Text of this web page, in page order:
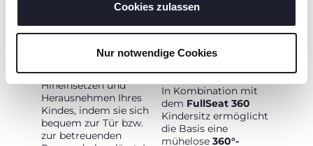
Cookies zulassen
Nur notwendige Cookies
EASY-BOARDING-
SYSTEM
360°-Drehbasis
erleichtert das
Hineinsetzen und
Herausnehmen Ihres
Kindes, indem sie sich
bequem zur Tür bzw.
zur betreuenden
360°-FLEXIBILITÄT
FÜR JEDE
ENTWICKLUNGSP
HASE
In Kombination mit
dem FullSeat 360
Kindersitz ermöglicht
die Basis eine
mühelose 360°-